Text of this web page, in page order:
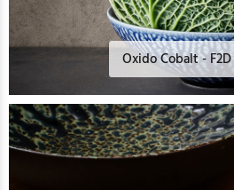
Oxido Cobalt -